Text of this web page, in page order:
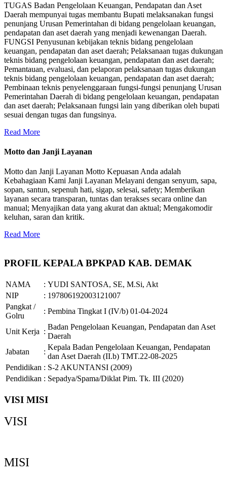
TUGAS Badan Pengelolaan Keuangan, Pendapatan dan Aset
Daerah mempunyai tugas membantu Bupati melaksanakan fungsi
penunjang Urusan Pemerintahan di bidang pengelolaan keuangan,
pendapatan dan aset daerah yang menjadi kewenangan Daerah.
FUNGSI Penyusunan kebijakan teknis bidang pengelolaan
keuangan, pendapatan dan aset daerah; Pelaksanaan tugas dukungan
teknis bidang pengelolaan keuangan, pendapatan dan aset daerah;
Pemantauan, evaluasi, dan pelaporan pelaksanaan tugas dukungan
teknis bidang pengelolaan keuangan, pendapatan dan aset daerah;
Pembinaan teknis penyelenggaraan fungsi-fungsi penunjang Urusan
Pemerintahan Daerah di bidang pengelolaan keuangan, pendapatan
dan aset daerah; Pelaksanaan fungsi lain yang diberikan oleh bupati
sesuai dengan tugas dan fungsinya.
Read More
Motto dan Janji Layanan
Motto dan Janji Layanan Motto Kepuasan Anda adalah
Kebahagiaan Kami Janji Layanan Melayani dengan senyum, sapa,
sopan, santun, sepenuh hati, sigap, selesai, safety; Memberikan
layanan secara transparan, tuntas dan terakses secara online dan
manual; Menyajikan data yang akurat dan aktual; Mengakomodir
keluhan, saran dan kritik.
Read More
PROFIL KEPALA BPKPAD KAB. DEMAK
NAMA : YUDI SANTOSA, SE, M.Si, Akt
NIP
: 197806192003121007
Pangkat /
Golru
: Pembina Tingkat I (IV/b) 01-04-2024
Unit Kerja :
Badan Pengelolaan Keuangan, Pendapatan dan Aset
Daerah
Jabatan
:
Kepala Badan Pengelolaan Keuangan, Pendapatan
dan Aset Daerah (II.b) TMT.22-08-2025
Pendidikan : S-2 AKUNTANSI (2009)
Pendidikan : Sepadya/Spama/Diklat Pim. Tk. III (2020)
VISI MISI
VISI
MISI